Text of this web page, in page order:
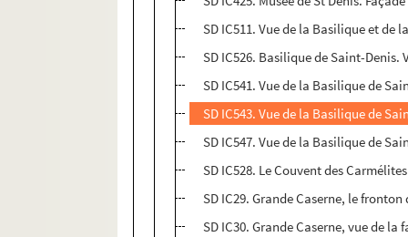
SD IC511. Vue de la Basilique et de
SD IC526. Basilique de Saint-Denis.
SD IC541. Vue de la Basilique de
SD IC543. Vue de la Basilique de
SD IC547. Vue de la Basilique de
SD IC528. Le Couvent des Carmélites
SD IC29. Grande Caserne, le
SD IC30. Grande Caserne, vue de la